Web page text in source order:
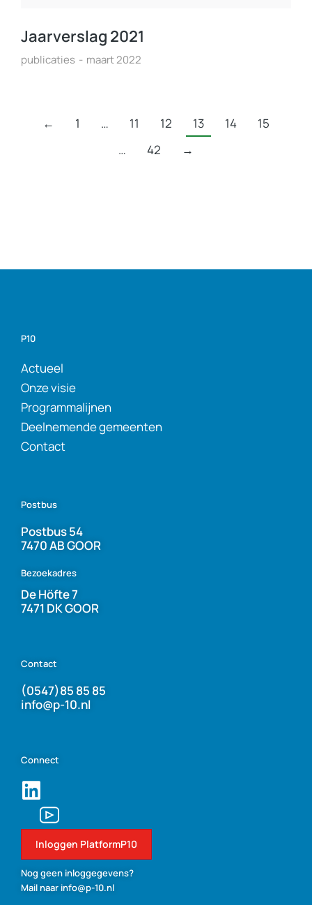
Jaarverslag 2021
publicaties maart 2022
← 1 … 11 12 13 14
15
…
42 →
P10
Actueel
Onze visie
Programmalijnen
Deelnemende gemeenten
Contact
Postbus
Postbus 54
7470 AB GOOR
Bezoekadres
De Höfte 7
7471 DK GOOR
Contact
(0547)85 85 85
info@p-10.nl
Connect
Inloggen PlatformP10
Nog geen inloggegevens?
Mail naar info@p-10.nl